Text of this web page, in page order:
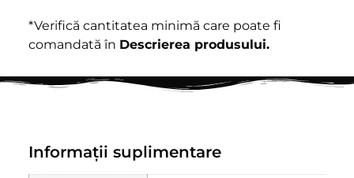
*Verifică cantitatea minimă care poate fi
comandată în Descrierea produsului.
Informații suplimentare